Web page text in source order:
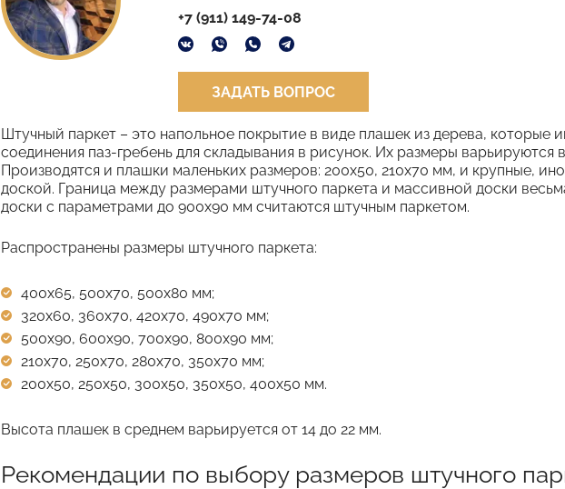
+7 (911) 149-74-08
ЗАДАТЬ ВОПРОС
Штучный паркет – это напольное покрытие в виде плашек из дерева, которые
соединения паз-гребень для складывания в рисунок. Их размеры варьируются
Производятся и плашки маленьких размеров: 200х50, 210х70 мм, и крупные,
доской. Граница между размерами штучного паркета и массивной доски
доски с параметрами до 900х90 мм считаются штучным паркетом.
Распространены размеры штучного паркета:
400х65, 500х70, 500х80 мм;
320х60, 360х70, 420х70, 490х70 мм;
500х90, 600х90, 700х90, 800х90 мм;
210х70, 250х70, 280х70, 350х70 мм;
200х50, 250х50, 300х50, 350х50, 400х50 мм.
Высота плашек в среднем варьируется от 14 до 22 мм.
Рекомендации по выбору размеров штучного